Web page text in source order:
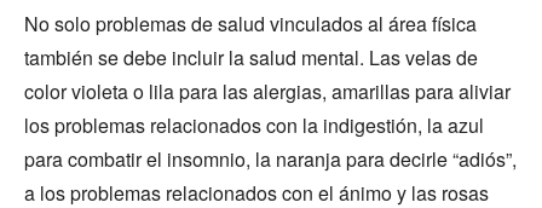
No solo problemas de salud vinculados al área física
también se debe incluir la salud mental. Las velas de
color violeta o lila para las alergias, amarillas para aliviar
los problemas relacionados con la indigestión, la azul
para combatir el insomnio, la naranja para decirle “adiós”,
a los problemas relacionados con el ánimo y las rosas